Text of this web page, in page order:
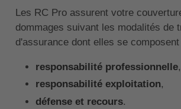
Les RC Pro assurent votre
dommages suivant les modalités de
d'assurance dont elles se composent
responsabilité professionnelle,
responsabilité exploitation,
défense et recours.